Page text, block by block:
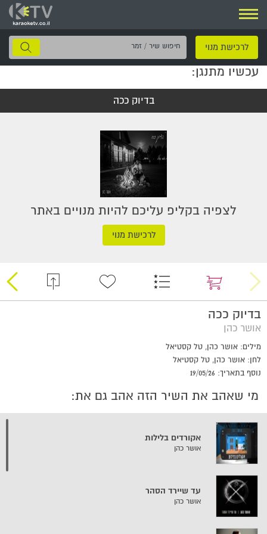
ניווט
לרכישת מנוי
חיפוש
שיר
עכשיו מתנגן:
בדיוק ככה
לצפיה בקליפ עליכם להיות מנויים באתר
לרכישת מנוי
בדיוק ככה
אושר כהן
מילים: אושר כהן, טל קסטיאל
לחן: אושר כהן, טל קסטיאל
נוסף בתאריך: 19/05/26
מי שאהב את השיר הזה אהב גם את:
אקורדים בלילות
אושר כהן
עד שיירד הסהר
אושר כהן